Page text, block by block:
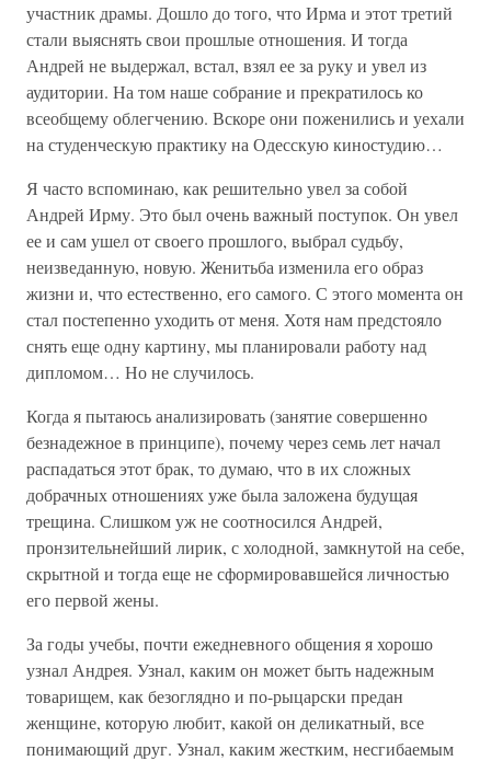
участник драмы. Дошло до того, что Ирма и этот третий
стали выяснять свои прошлые отношения. И тогда
Андрей не выдержал, встал, взял ее за руку и увел из
аудитории. На том наше собрание и прекратилось ко
всеобщему облегчению. Вскоре они поженились и уехали
на студенческую практику на Одесскую киностудию…
Я часто вспоминаю, как решительно увел за собой
Андрей Ирму. Это был очень важный поступок. Он увел
ее и сам ушел от своего прошлого, выбрал судьбу,
неизведанную, новую. Женитьба изменила его образ
жизни и, что естественно, его самого. С этого момента он
стал постепенно уходить от меня. Хотя нам предстояло
снять еще одну картину, мы планировали работу над
дипломом… Но не случилось.
Когда я пытаюсь анализировать (занятие совершенно
безнадежное в принципе), почему через семь лет начал
распадаться этот брак, то думаю, что в их сложных
добрачных отношениях уже была заложена будущая
трещина. Слишком уж не соотносился Андрей,
пронзительнейший лирик, с холодной, замкнутой на себе,
скрытной и тогда еще не сформировавшейся личностью
его первой жены.
За годы учебы, почти ежедневного общения я хорошо
узнал Андрея. Узнал, каким он может быть надежным
товарищем, как безоглядно и по-рыцарски предан
женщине, которую любит, какой он деликатный, все
понимающий друг. Узнал, каким жестким, несгибаемым